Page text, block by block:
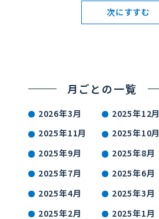
次にすすむ
月ごとの一覧
2026年3月
2025年12月
2025年11月
2025年10月
2025年9月
2025年8月
2025年7月
2025年6月
2025年4月
2025年3月
2025年2月
2025年1月